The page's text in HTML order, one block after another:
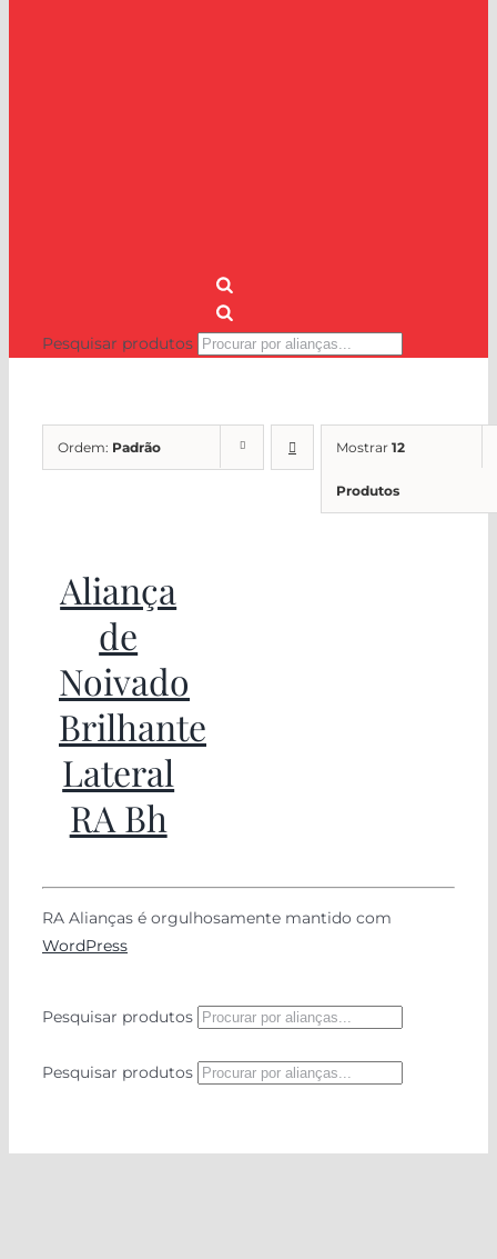
Pesquisar produtos
Ordem: Padrão Mostrar 12
Produtos
Aliança
de
Noivado
Brilhante
Lateral
RA Bh
RA Alianças é orgulhosamente mantido com
WordPress
Pesquisar produtos
Pesquisar produtos